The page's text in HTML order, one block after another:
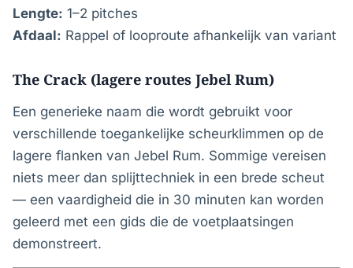
Lengte: 1–2 pitches
Afdaal: Rappel of looproute afhankelijk van variant
The Crack (lagere routes Jebel Rum)
Een generieke naam die wordt gebruikt voor
verschillende toegankelijke scheurklimmen op de
lagere flanken van Jebel Rum. Sommige vereisen
niets meer dan splijttechniek in een brede scheut
— een vaardigheid die in 30 minuten kan worden
geleerd met een gids die de voetplaatsingen
demonstreert.